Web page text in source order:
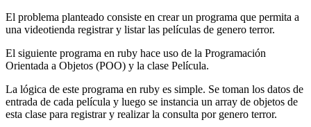
El problema planteado consiste en crear un programa que permita a
una videotienda registrar y listar las películas de genero terror.
El siguiente programa en ruby hace uso de la Programación
Orientada a Objetos (POO) y la clase Película.
La lógica de este programa en ruby es simple. Se toman los datos de
entrada de cada película y luego se instancia un array de objetos de
esta clase para registrar y realizar la consulta por genero terror.